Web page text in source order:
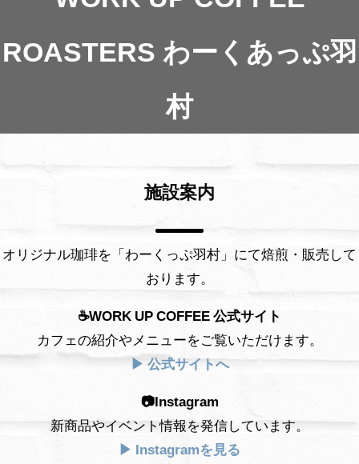
ROASTERS わーくあっぷ羽
村
施設案内
オリジナル珈琲を「わーくっぷ羽村」にて焙煎・販売して
おります。
☕WORK UP COFFEE 公式サイト
カフェの紹介やメニューをご覧いただけます。
▶ 公式サイトへ
📷Instagram
新商品やイベント情報を発信しています。
▶ Instagramを見る